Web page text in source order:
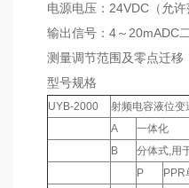
电源电压：24VDC（允
输出信号：4～20mADC
测量调节范围及零点迁
型号规格
UYB-2000
射频电容液位变
A
一体化
B
分体式,用
P
PPR